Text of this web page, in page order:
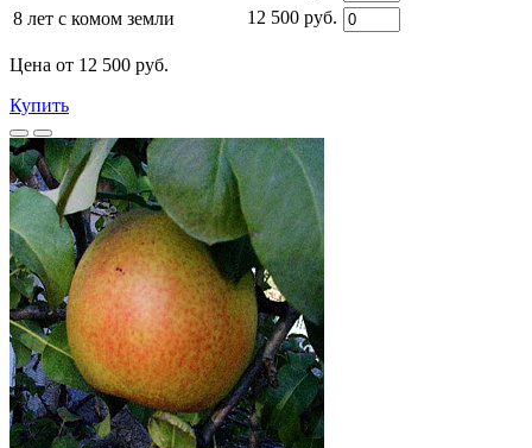
8 лет с комом земли
12 500 руб.
Цена от 12 500 руб.
Купить